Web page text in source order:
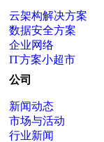
云架构解决方案
数据安全方案
企业网络
IT方案小超市
公司
新闻动态
市场与活动
行业新闻